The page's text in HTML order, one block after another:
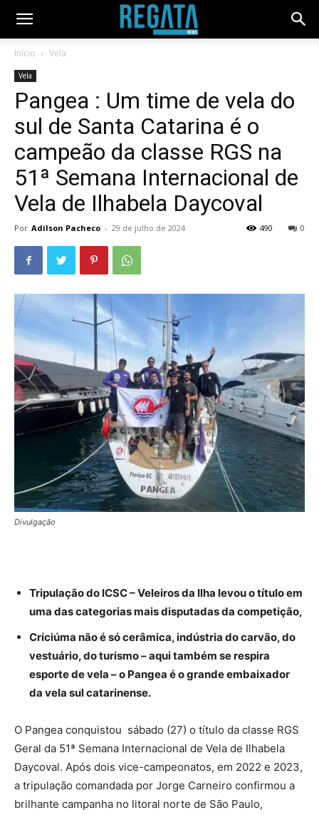
Início Vela
Vela
Pangea : Um time de vela do
sul de Santa Catarina é o
campeão da classe RGS na
51ª Semana Internacional de
Vela de Ilhabela Daycoval
Por Adilson Pacheco - 29 de julho de 2024 0
490
Divulgação
Tripulação do ICSC – Veleiros da Ilha levou o título em
uma das categorias mais disputadas da competição,
Criciúma não é só cerâmica, indústria do carvão, do
vestuário, do turismo – aqui também se respira
esporte de vela – o Pangea é o grande embaixador
da vela sul catarinense.
O Pangea conquistou sábado (27) o título da classe RGS
Geral da 51ª Semana Internacional de Vela de Ilhabela
Daycoval. Após dois vice-campeonatos, em 2022 e 2023,
a tripulação comandada por Jorge Carneiro confirmou a
brilhante campanha no litoral norte de São Paulo,